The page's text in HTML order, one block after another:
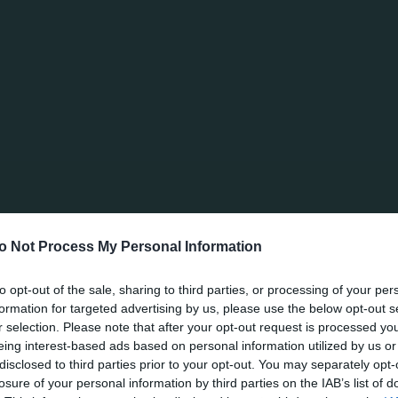
Not Process My Personal Information
opt-out of the sale, sharing to third parties, or processing of your
for targeted advertising by us, please use the below opt-out
selection. Please note that after your opt-out request is processed
interest-based ads based on personal information utilized by us
to third parties prior to your opt-out. You may separately
of your personal information by third parties on the IAB’s list of
ΤΗΣ ΝΕΑΣ ΣΕΖΟΝ